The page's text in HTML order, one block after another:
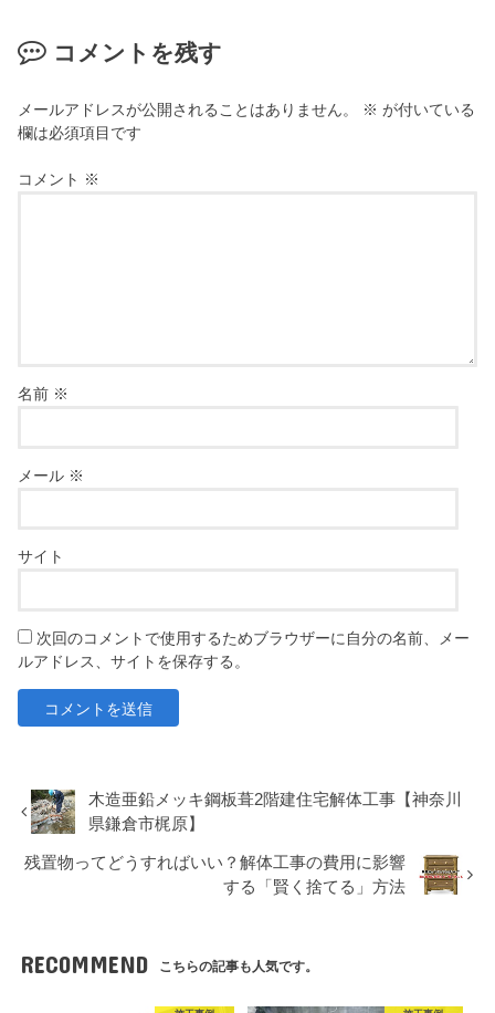
コメントを残す
メールアドレスが公開されることはありません。 ※ が付いている
欄は必須項目です
コメント ※
名前 ※
メール ※
サイト
次回のコメントで使用するためブラウザーに自分の名前、メー
ルアドレス、サイトを保存する。
木造亜鉛メッキ鋼板葺2階建住宅解体工事【神奈川
県鎌倉市梶原】
残置物ってどうすればいい？解体工事の費用に影響
する「賢く捨てる」方法
RECOMMEND こちらの記事も人気です。